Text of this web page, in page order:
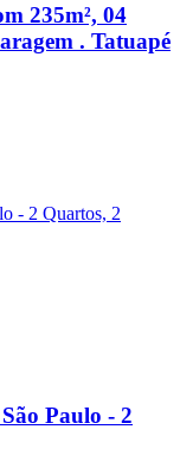
235m², 04
. Tatuapé
Paulo - 2